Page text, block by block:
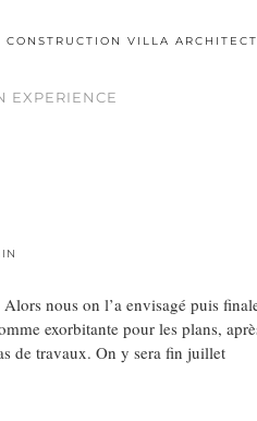
CONSTRUCTION VILLA
EXPERIENCE
nous on l’a envisagé puis
exorbitante pour les plans,
de travaux. On y sera fin juillet